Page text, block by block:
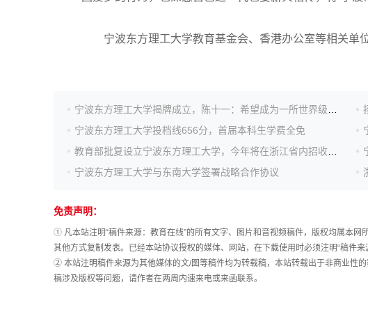
宁波东方理工大学教育基金会、香港办公室等相关单位
宁波东方理工大学揭牌成立，陈十一：希望成为一所世界级的大学
宁波东方理工大学投档线656分，首届本科生学费全免
教育部批复设立宁波东方理工大学，今年将在浙江省内招收首批本科生
宁波东方理工大学与东南大学签署战略合作协议
免责声明：
① 凡本站注明“稿件来源：教育在线”的所有文字、图片和音视频稿件，版权均属本
其他方式复制发表。已经本站协议授权的媒体、网站，在下载使用时必须注明“稿件来
② 本站注明稿件来源为其他媒体的文/图等稿件均为转载稿，本站转载出于非商业性
稿涉及版权等问题，请作者在两周内速来电或来函联系。